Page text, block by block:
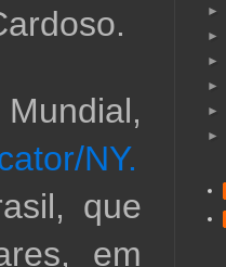
NY.
que
em
►
►
►
►
►
►